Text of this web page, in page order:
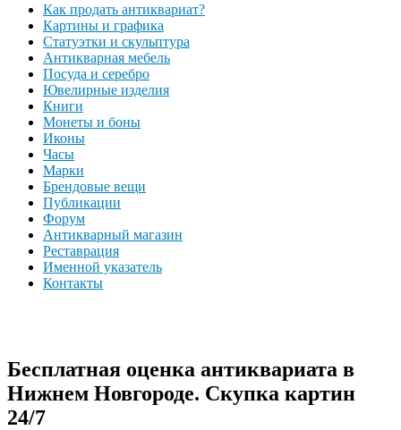
Как продать антиквариат?
Картины и графика
Статуэтки и скульптура
Антикварная мебель
Посуда и серебро
Ювелирные изделия
Книги
Монеты и боны
Иконы
Часы
Марки
Брендовые вещи
Публикации
Форум
Антикварный магазин
Реставрация
Именной указатель
Контакты
Бесплатная оценка антиквариата в
Нижнем Новгороде. Скупка картин
24/7